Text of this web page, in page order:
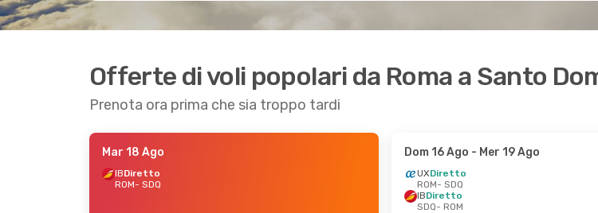
Offerte di voli popolari da Roma a Santo
Prenota ora prima che sia troppo tardi
Mar 18 Ago
IBDiretto
ROM- SDQ
Dom 16 Ago - Mer 19 Ago
UXDiretto
ROM- SDQ
IBDiretto
SDQ- ROM